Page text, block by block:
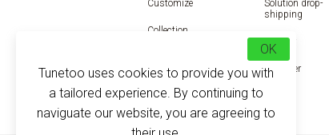
Customize
Collection
Solution drop-
shipping
Reseller
Designer
Tunetoo uses cookies to provide you with
a tailored experience. By continuing to
naviguate our website, you are agreeing to
OK